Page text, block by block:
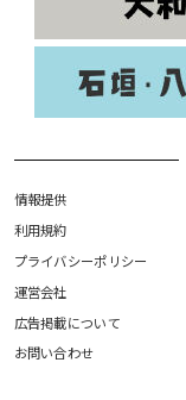
情報提供
利用規約
プライバシーポリシー
運営会社
広告掲載について
お問い合わせ